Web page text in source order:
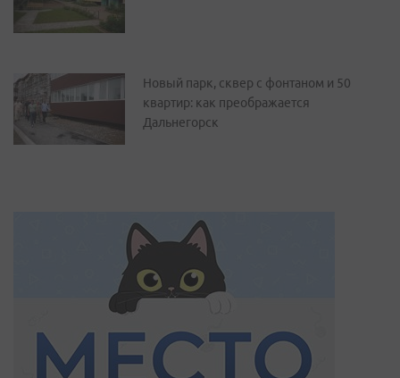
Новый парк, сквер с фонтаном и 50
квартир: как преображается
Дальнегорск